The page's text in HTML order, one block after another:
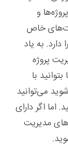
و
خاص
به ‌یاد
پروژه
با
می‌توانید
اما اگر دارای
مدیریت